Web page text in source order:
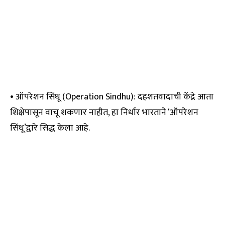
• ऑपरेशन सिंधू (Operation Sindhu): दहशतवादाची केंद्रे आता
शिक्षेपासून वाचू शकणार नाहीत, हा निर्धार भारताने ‘ऑपरेशन
सिंधू’द्वारे सिद्ध केला आहे.